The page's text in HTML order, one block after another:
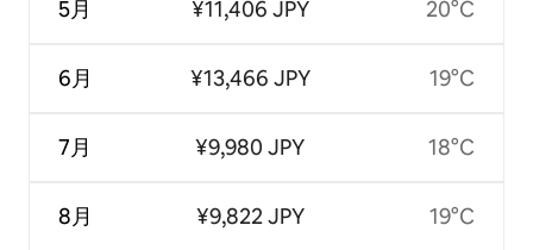
5月
6月
7月
8月
¥11,406 JPY
¥13,466 JPY
¥9,980 JPY
¥9,822 JPY
20°C
19°C
18°C
19°C